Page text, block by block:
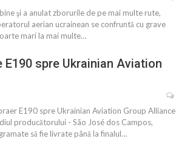
şi a anulat zborurile de pe mai multe rute,
aerian ucrainean se confruntă cu grave
mari la mai multe…
spre Ukrainian Aviation
E190 spre Ukrainian Aviation Group Alliance
producătorului - São José dos Campos,
să fie livrate până la finalul…